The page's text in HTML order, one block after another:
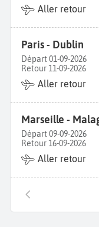
Aller retour
Paris - Dublin
Départ 01-09-2026
Retour 11-09-2026
Aller retour
Marseille -
Départ 09-09-2026
Retour 16-09-2026
Aller retour